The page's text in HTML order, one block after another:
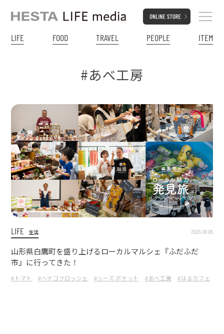
LIFE FOOD TRAVEL PEOPLE ITEM
#あべ工房
LIFE 生活 2025.08.06
山形県白鷹町を盛り上げるローカルマルシェ『ふだふだ
市』に行ってきた！
#トマト #ヘナコクロッシェ #シーズ ポケット #あべ工房 #はるカフェ